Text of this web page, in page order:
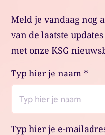
Meld je vandaag nog
van de laatste
met onze KSG
Typ hier je naam *
Typ hier je e-